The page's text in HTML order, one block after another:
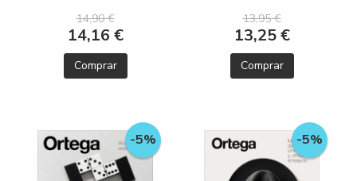
14,90 €
14,16 €
Comprar
13,95 €
13,25 €
Comprar
-5% -5%